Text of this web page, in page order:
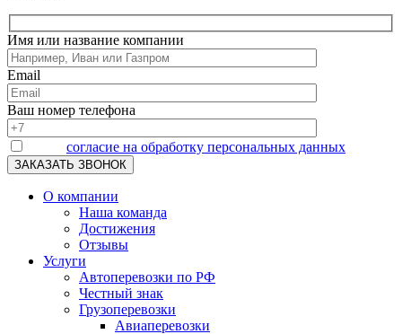
Имя или название компании
Email
Ваш номер телефона
согласие на обработку персональных данных
О компании
Наша команда
Достижения
Отзывы
Услуги
Автоперевозки по РФ
Честный знак
Грузоперевозки
Авиаперевозки